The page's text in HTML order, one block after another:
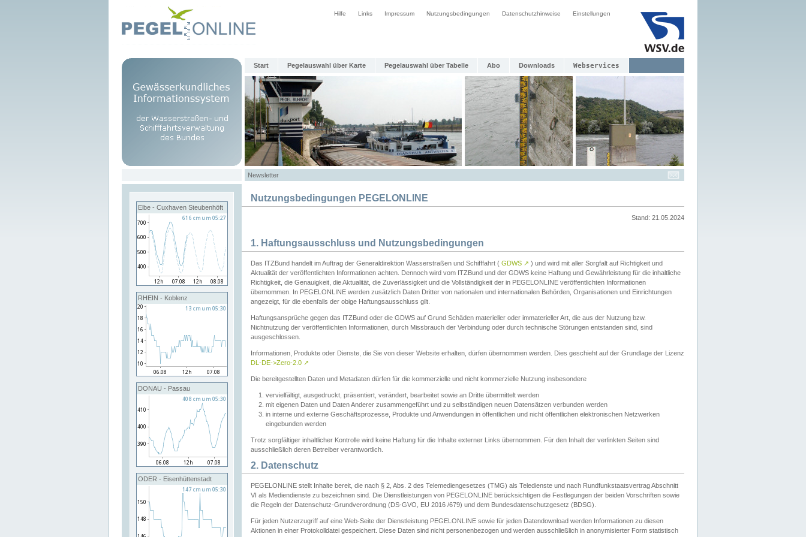
Hilfe Links Impressum Nutzungsbedingungen Datenschutzhinweise Einstellungen
Start Pegelauswahl über Karte Pegelauswahl über Tabelle Abo Downloads Webservices
Newsletter
Elbe - Cuxhaven Steubenhöft
RHEIN - Koblenz
DONAU - Passau
ODER - Eisenhüttenstadt
Nutzungsbedingungen PEGELONLINE
Stand: 21.05.2024
1. Haftungsausschluss und Nutzungsbedingungen
Das ITZBund handelt im Auftrag der Generaldirektion Wasserstraßen und Schifffahrt ( GDWS ↗ ) und wird mit aller Sorgfalt auf Richtigkeit und
Aktualität der veröffentlichten Informationen achten. Dennoch wird vom ITZBund und der GDWS keine Haftung und Gewährleistung für die inhaltliche
Richtigkeit, die Genauigkeit, die Aktualität, die Zuverlässigkeit und die Vollständigkeit der in PEGELONLINE veröffentlichten Informationen
übernommen. In PEGELONLINE werden zusätzlich Daten Dritter von nationalen und internationalen Behörden, Organisationen und Einrichtungen
angezeigt, für die ebenfalls der obige Haftungsausschluss gilt.
Haftungsansprüche gegen das ITZBund oder die GDWS auf Grund Schäden materieller oder immaterieller Art, die aus der Nutzung bzw.
Nichtnutzung der veröffentlichten Informationen, durch Missbrauch der Verbindung oder durch technische Störungen entstanden sind, sind
ausgeschlossen.
Informationen, Produkte oder Dienste, die Sie von dieser Website erhalten, dürfen übernommen werden. Dies geschieht auf der Grundlage der Lizenz
DL-DE->Zero-2.0 ↗
Die bereitgestellten Daten und Metadaten dürfen für die kommerzielle und nicht kommerzielle Nutzung insbesondere
vervielfältigt, ausgedruckt, präsentiert, verändert, bearbeitet sowie an Dritte übermittelt werden
mit eigenen Daten und Daten Anderer zusammengeführt und zu selbständigen neuen Datensätzen verbunden werden
in interne und externe Geschäftsprozesse, Produkte und Anwendungen in öffentlichen und nicht öffentlichen elektronischen Netzwerken
eingebunden werden
Trotz sorgfältiger inhaltlicher Kontrolle wird keine Haftung für die Inhalte externer Links übernommen. Für den Inhalt der verlinkten Seiten sind
ausschließlich deren Betreiber verantwortlich.
2. Datenschutz
PEGELONLINE stellt Inhalte bereit, die nach § 2, Abs. 2 des Telemediengesetzes (TMG) als Teledienste und nach Rundfunkstaatsvertrag Abschnitt
VI als Mediendienste zu bezeichnen sind. Die Dienstleistungen von PEGELONLINE berücksichtigen die Festlegungen der beiden Vorschriften sowie
die Regeln der Datenschutz-Grundverordnung (DS-GVO, EU 2016 /679) und dem Bundesdatenschutzgesetz (BDSG).
Für jeden Nutzerzugriff auf eine Web-Seite der Dienstleistung PEGELONLINE sowie für jeden Datendownload werden Informationen zu diesen
Aktionen in einer Protokolldatei gespeichert. Diese Daten sind nicht personenbezogen und werden ausschließlich in anonymisierter Form statistisch